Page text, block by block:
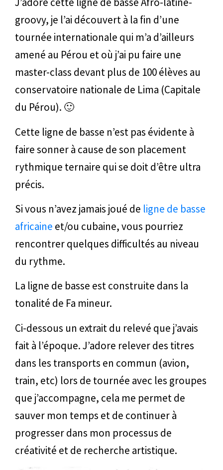
groovy, je l’ai découvert à la fin d’une
tournée internationale qui m’a d’ailleurs
amené au Pérou et où j’ai pu faire une
master-class devant plus de 100 élèves au
conservatoire nationale de Lima (Capitale
du Pérou). 🙂
Cette ligne de basse n’est pas évidente à
faire sonner à cause de son placement
rythmique ternaire qui se doit d’être ultra
précis.
Si vous n’avez jamais joué de ligne de basse
africaine et/ou cubaine, vous pourriez
rencontrer quelques difficultés au niveau
du rythme.
La ligne de basse est construite dans la
tonalité de Fa mineur.
Ci-dessous un extrait du relevé que j’avais
fait à l’époque. J’adore relever des titres
dans les transports en commun (avion,
train, etc) lors de tournée avec les groupes
que j’accompagne, cela me permet de
sauver mon temps et de continuer à
progresser dans mon processus de
créativité et de recherche artistique.